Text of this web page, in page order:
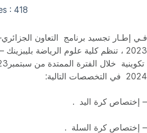
: 418
فـي إطـار تجسيد برنامج التعاون
2023 ، تنظم كلية علوم الرياضة
2024 في التخصصات التالية:
– إختصاص كرة اليد .
– إختصاص كرة السلة .